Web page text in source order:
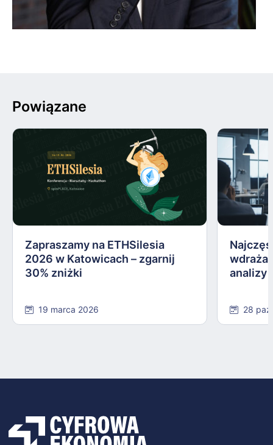
Powiązane
Zapraszamy na ETHSilesia
2026 w Katowicach – zgarnij
30% zniżki
19 marca 2026
analizy
28